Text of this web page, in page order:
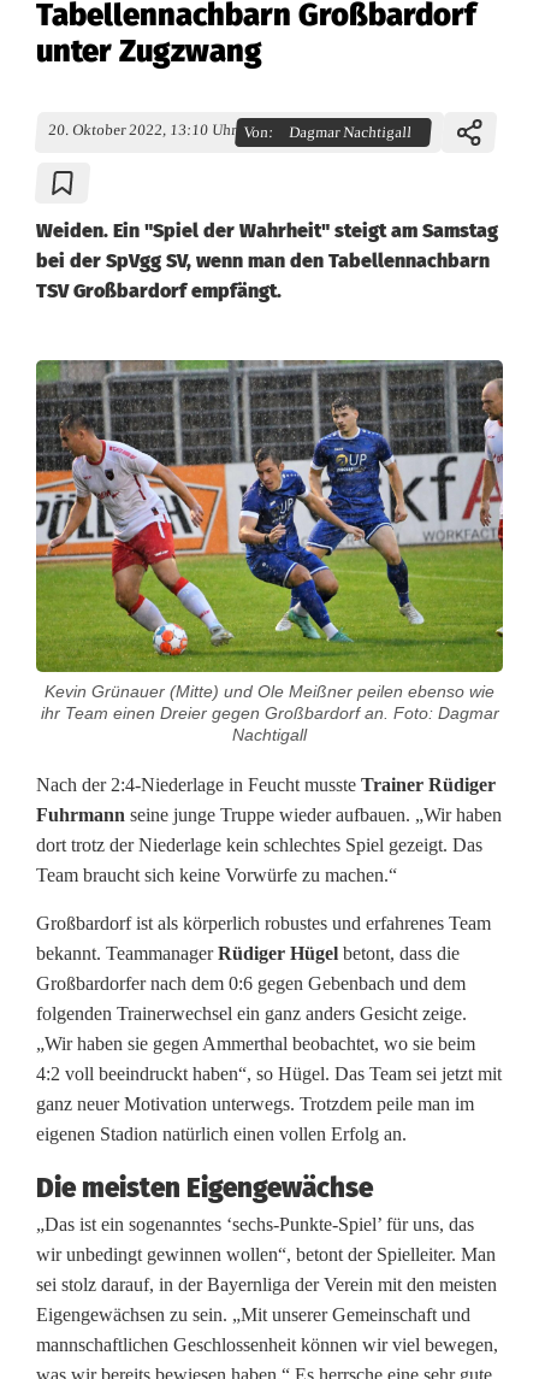
Tabellennachbarn Großbardorf
unter Zugzwang
20. Oktober 2022, 13:10 Uhr Von: Dagmar Nachtigall
Weiden. Ein "Spiel der Wahrheit" steigt am Samstag
bei der SpVgg SV, wenn man den Tabellennachbarn
TSV Großbardorf empfängt.
S
p
V
g
g
S
V
W
i
d
e
n
g
e
g
e
T
a
b
e
Kevin Grünauer (Mitte) und Ole Meißner peilen ebenso wie
ihr Team einen Dreier gegen Großbardorf an. Foto: Dagmar
Nachtigall
Nach der 2:4-Niederlage in Feucht musste Trainer Rüdiger
Fuhrmann seine junge Truppe wieder aufbauen. „Wir haben
dort trotz der Niederlage kein schlechtes Spiel gezeigt. Das
Team braucht sich keine Vorwürfe zu machen.“
Großbardorf ist als körperlich robustes und erfahrenes Team
bekannt. TeammanagerRüdiger Hügel betont, dass die
Großbardorfer nach dem 0:6 gegen Gebenbach und dem
folgenden Trainerwechsel ein ganz anders Gesicht zeige.
„Wir haben sie gegen Ammerthal beobachtet, wo sie beim
4:2 voll beeindruckt haben“, so Hügel. Das Team sei jetzt mit
ganz neuer Motivation unterwegs. Trotzdem peile man im
eigenen Stadion natürlich einen vollen Erfolg an.
Die meisten Eigengewächse
„Das ist ein sogenanntes ‘sechs-Punkte-Spiel’ für uns, das
wir unbedingt gewinnen wollen“, betont der Spielleiter. Man
sei stolz darauf, in der Bayernliga der Verein mit den meisten
Eigengewächsen zu sein. „Mit unserer Gemeinschaft und
mannschaftlichen Geschlossenheit können wir viel bewegen,
was wir bereits bewiesen haben.“ Es herrsche eine sehr gute